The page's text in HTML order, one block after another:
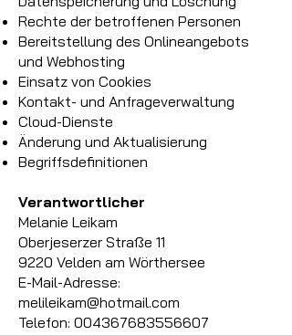
Rechte der betroffenen Personen
Bereitstellung des Onlineangebots
und Webhosting
Einsatz von Cookies
Kontakt- und Anfrageverwaltung
Cloud-Dienste
Änderung und Aktualisierung
Begriffsdefinitionen
Verantwortlicher
Melanie Leikam
Oberjeserzer Straße 11
9220 Velden am Wörthersee
E-Mail-Adresse:
melileikam@hotmail.com
Telefon: 004367683556607